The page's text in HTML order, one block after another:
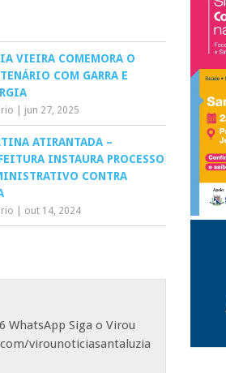
VIEIRA COMEMORA O
COM GARRA E
jun 27, 2025
ATIRANTADA –
INSTAURA PROCESSO
CONTRA
out 14, 2024
WhatsApp Siga o Virou
virounoticiasantaluzia